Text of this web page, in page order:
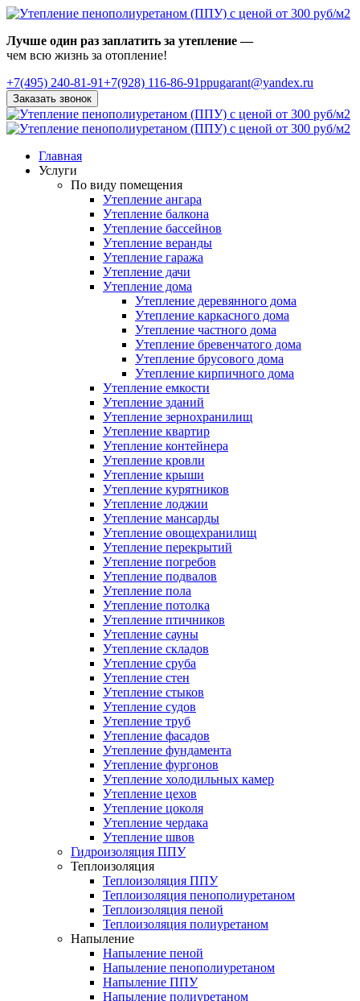
Лучше один раз заплатить за утепление —
чем всю жизнь за отопление!
+7(495) 240-81-91+7(928) 116-86-91ppugarant@yandex.ru
Заказать звонок
Главная
Услуги
По виду помещения
Утепление ангара
Утепление балкона
Утепление бассейнов
Утепление веранды
Утепление гаража
Утепление дачи
Утепление дома
Утепление деревянного дома
Утепление каркасного дома
Утепление частного дома
Утепление бревенчатого дома
Утепление брусового дома
Утепление кирпичного дома
Утепление емкости
Утепление зданий
Утепление зернохранилищ
Утепление квартир
Утепление контейнера
Утепление кровли
Утепление крыши
Утепление курятников
Утепление лоджии
Утепление мансарды
Утепление овощехранилищ
Утепление перекрытий
Утепление погребов
Утепление подвалов
Утепление пола
Утепление потолка
Утепление птичников
Утепление сауны
Утепление складов
Утепление сруба
Утепление стен
Утепление стыков
Утепление судов
Утепление труб
Утепление фасадов
Утепление фундамента
Утепление фургонов
Утепление холодильных камер
Утепление цехов
Утепление цоколя
Утепление чердака
Утепление швов
Гидроизоляция ППУ
Теплоизоляция
Теплоизоляция ППУ
Теплоизоляция пенополиуретаном
Теплоизоляция пеной
Теплоизоляция полиуретаном
Напыление
Напыление пеной
Напыление пенополиуретаном
Напыление ППУ
Напыление полиуретаном